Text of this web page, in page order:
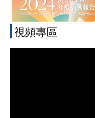
視頻專區